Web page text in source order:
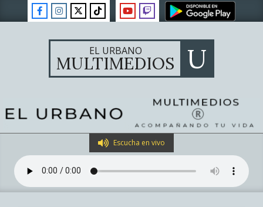
to
EL URBANO
MULTIMEDIOS U
Navigation
Menu
Escucha en vivo